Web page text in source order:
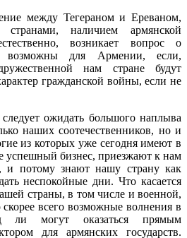
между Тегераном и Ереваном,
наличием армянской
возникает вопрос о
возможны для Армении, если,
нам стране будут
гражданской войны, если не
ожидать большого наплыва
наших соотечественников, но и
из которых уже сегодня имеют в
успешный бизнес, приезжают к нам
и потому знают нашу страну как
неспокойные дни. Что касается
страны, в том числе и военной,
всего возможные волнения в
ли могут оказаться прямым
для армянских государств.